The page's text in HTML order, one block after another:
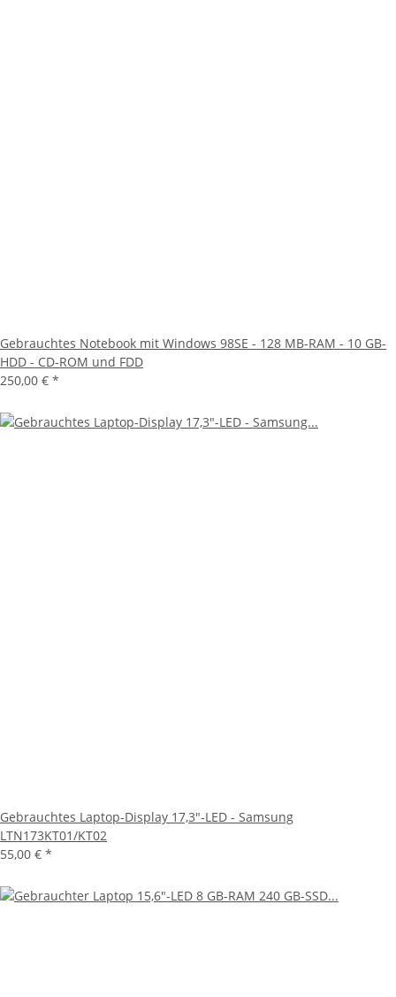
Gebrauchtes Notebook mit Windows 98SE - 128 MB-RAM - 10 GB-
HDD - CD-ROM und FDD
250,00 € *
Gebrauchtes Laptop-Display 17,3"-LED - Samsung
LTN173KT01/KT02
55,00 € *